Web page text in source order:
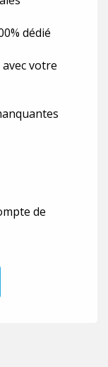
dédié
votre
de